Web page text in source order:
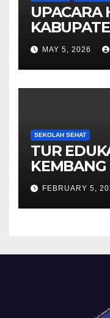
UPACARA
MAY 5, 2026
SEKOLAH SEHAT
TUR
KEMBANG
FEBRUARY 5,